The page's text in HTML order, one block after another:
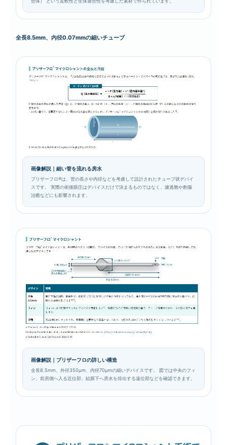
全長8.5mm、内径0.07mmの細いチューブ
画像解説｜細い管を流れる房水
プリザーフロ®は、管の長さや内径などを考慮して設計されたチューブ状デバイ
スです。 実際の術後眼圧はデバイスだけで決まるものではなく、濾過胞や創傷
治癒などにも影響されます。
画像解説｜プリザーフロの詳しい構造
全長8.5mm、外径350μm、内径70μmの細いデバイスです。 図では中央のフィ
ン、前房側へ入る近位部、結膜下へ房水を排出する遠位部などを確認できます。